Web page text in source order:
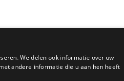
We delen ook informatie over uw
andere informatie die u aan hen heeft